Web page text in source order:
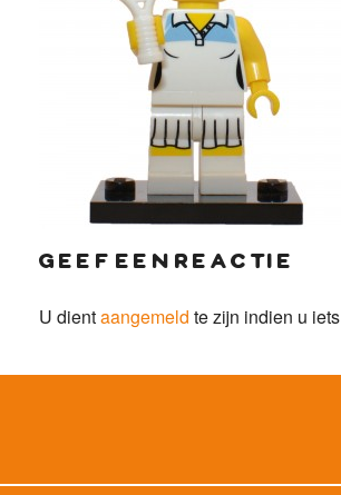
geef een reactie
U dientaangemeld te zijn indien u